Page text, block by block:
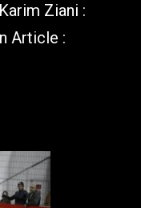
Ziani :
Article :